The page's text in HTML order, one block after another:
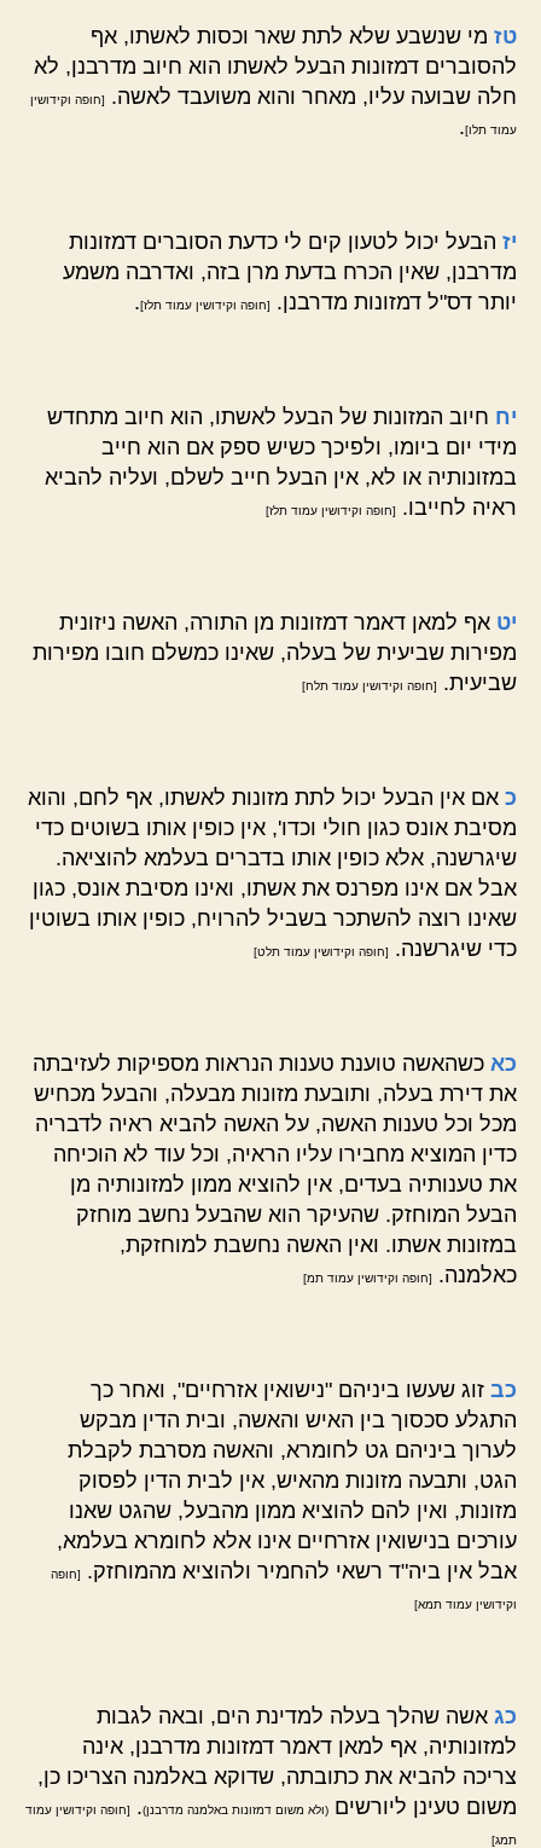
טז מי שנשבע שלא לתת שאר וכסות לאשתו, אף
להסוברים דמזונות הבעל לאשתו הוא חיוב מדרבנן, לא
חלה שבועה עליו, מאחר והוא משועבד לאשה.
[חופה וקידושין
עמוד תלו].
יז הבעל יכול לטעון קים לי כדעת הסוברים דמזונות
מדרבנן, שאין הכרח בדעת מרן בזה, ואדרבה משמע
יותר דס"ל דמזונות מדרבנן.
[חופה וקידושין עמוד תלז].
יח חיוב המזונות של הבעל לאשתו, הוא חיוב מתחדש
מידי יום ביומו, ולפיכך כשיש ספק אם הוא חייב
במזונותיה או לא, אין הבעל חייב לשלם, ועליה להביא
ראיה לחייבו.
[חופה וקידושין עמוד תלז]
יט אף למאן דאמר דמזונות מן התורה, האשה ניזונית
מפירות שביעית של בעלה, שאינו כמשלם חובו מפירות
שביעית.
[חופה וקידושין עמוד תלח]
כ אם אין הבעל יכול לתת מזונות לאשתו, אף לחם, והוא
מסיבת אונס כגון חולי וכדו', אין כופין אותו בשוטים כדי
שיגרשנה, אלא כופין אותו בדברים בעלמא להוציאה.
אבל אם אינו מפרנס את אשתו, ואינו מסיבת אונס, כגון
שאינו רוצה להשתכר בשביל להרויח, כופין אותו בשוטין
כדי שיגרשנה.
[חופה וקידושין עמוד תלט]
כא כשהאשה טוענת טענות הנראות מספיקות לעזיבתה
את דירת בעלה, ותובעת מזונות מבעלה, והבעל מכחיש
מכל וכל טענות האשה, על האשה להביא ראיה לדבריה
כדין המוציא מחבירו עליו הראיה, וכל עוד לא הוכיחה
את טענותיה בעדים, אין להוציא ממון למזונותיה מן
הבעל המוחזק. שהעיקר הוא שהבעל נחשב מוחזק
במזונות אשתו. ואין האשה נחשבת למוחזקת,
כאלמנה.
[חופה וקידושין עמוד תמ]
כב זוג שעשו ביניהם "נישואין אזרחיים", ואחר כך
התגלע סכסוך בין האיש והאשה, ובית הדין מבקש
לערוך ביניהם גט לחומרא, והאשה מסרבת לקבלת
הגט, ותבעה מזונות מהאיש, אין לבית הדין לפסוק
מזונות, ואין להם להוציא ממון מהבעל, שהגט שאנו
עורכים בנישואין אזרחיים אינו אלא לחומרא בעלמא,
אבל אין ביה"ד רשאי להחמיר ולהוציא מהמוחזק.
[חופה
וקידושין עמוד תמא]
כג אשה שהלך בעלה למדינת הים, ובאה לגבות
למזונותיה, אף למאן דאמר דמזונות מדרבנן, אינה
צריכה להביא את כתובתה, שדוקא באלמנה הצריכו כן,
משום טעינן ליורשים (ולא משום דמזונות באלמנה מדרבנן). [חופה וקידושין עמוד
תמג]